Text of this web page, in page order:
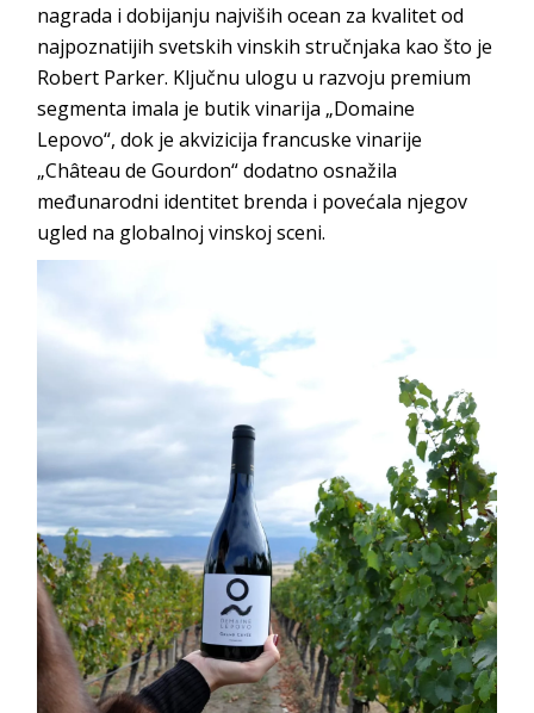
nagrada i dobijanju najviših ocean za kvalitet od
najpoznatijih svetskih vinskih stručnjaka kao što je
Robert Parker. Ključnu ulogu u razvoju premium
segmenta imala je butik vinarija „Domaine
Lepovo“, dok je akvizicija francuske vinarije
„Château de Gourdon“ dodatno osnažila
međunarodni identitet brenda i povećala njegov
ugled na globalnoj vinskoj sceni.